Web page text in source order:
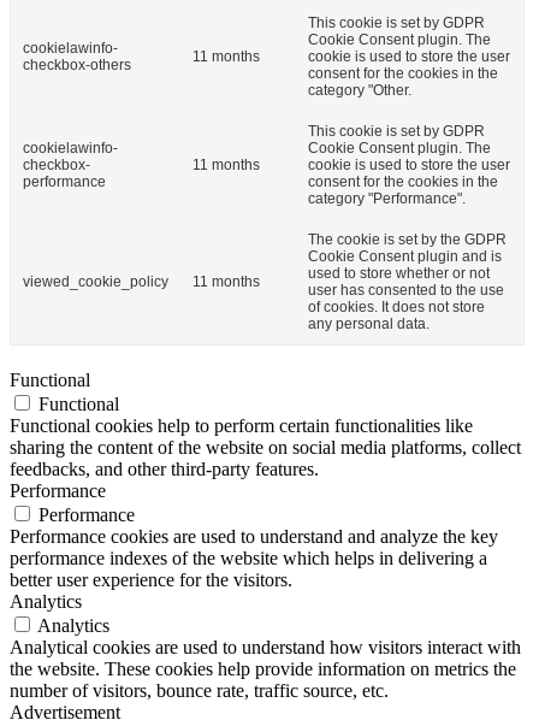
cookielawinfo-
checkbox-others
11 months
This cookie is set by GDPR
Cookie Consent plugin. The
cookie is used to store the user
consent for the cookies in the
category "Other.
cookielawinfo-
checkbox-
performance
11 months
This cookie is set by GDPR
Cookie Consent plugin. The
cookie is used to store the user
consent for the cookies in the
category "Performance".
viewed_cookie_policy 11 months
The cookie is set by the GDPR
Cookie Consent plugin and is
used to store whether or not
user has consented to the use
of cookies. It does not store
any personal data.
Functional
Functional
Functional cookies help to perform certain functionalities like
sharing the content of the website on social media platforms, collect
feedbacks, and other third-party features.
Performance
Performance
Performance cookies are used to understand and analyze the key
performance indexes of the website which helps in delivering a
better user experience for the visitors.
Analytics
Analytics
Analytical cookies are used to understand how visitors interact with
the website. These cookies help provide information on metrics the
number of visitors, bounce rate, traffic source, etc.
Advertisement